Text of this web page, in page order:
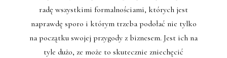
radę wszystkimi formalnościami, których jest
naprawdę sporo i którym trzeba podołać nie tylko
na początku swojej przygody z biznesem. Jest ich na
tyle dużo, ze może to skutecznie zniechęcić